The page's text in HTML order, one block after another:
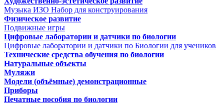
Музыка ИЗО Набор для конструирования
Физическое развитие
Подвижные игры
Цифровые лаборатории и датчики по биологии
Цифровые лаборатории и датчики по Биологии для учеников
Технические средства обучения по биологии
Натуральные объекты
Муляжи
Модели (объёмные) демонстрационные
Приборы
Печатные пособия по биологии